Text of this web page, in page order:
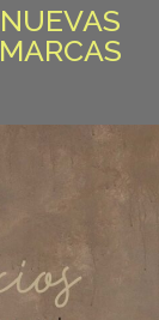
NUEVAS
MARCAS